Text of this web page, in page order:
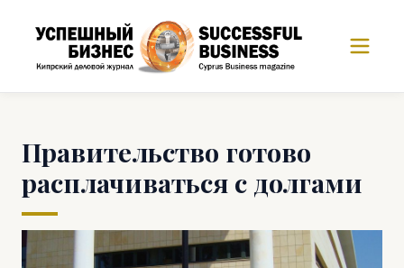
Правительство готово
расплачиваться с долгами